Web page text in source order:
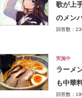
歌が上
のメン
回答数：
実施中
ラーメ
も中華
回答数：